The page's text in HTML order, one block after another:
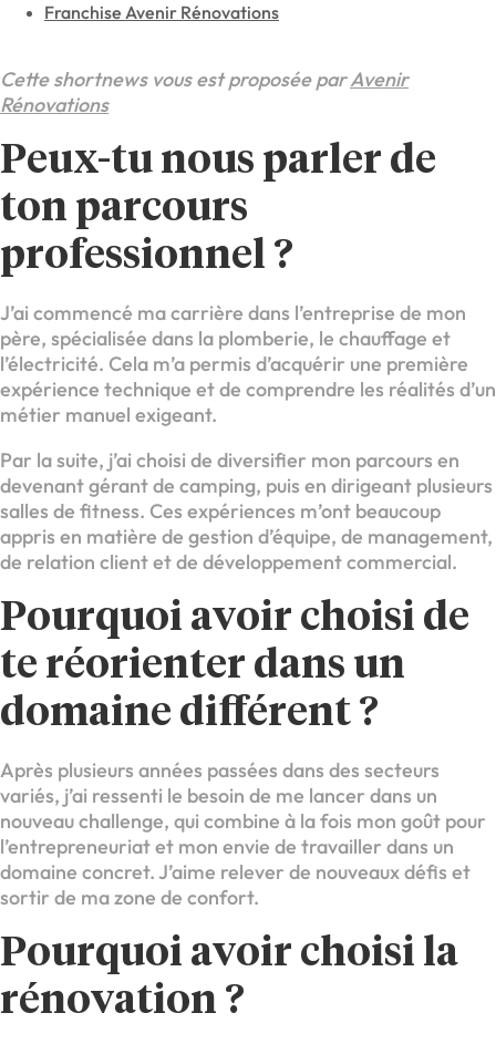
Franchise Avenir Rénovations
Cette shortnews vous est proposée parAvenir
Rénovations
Peux-tu nous parler de
ton parcours
professionnel ?
J’ai commencé ma carrière dans l’entreprise de mon
père, spécialisée dans la plomberie, le chauffage et
l’électricité. Cela m’a permis d’acquérir une première
expérience technique et de comprendre les réalités d’un
métier manuel exigeant.
Par la suite, j’ai choisi de diversifier mon parcours en
devenant gérant de camping, puis en dirigeant plusieurs
salles de fitness. Ces expériences m’ont beaucoup
appris en matière de gestion d’équipe, de management,
de relation client et de développement commercial.
Pourquoi avoir choisi de
te réorienter dans un
domaine différent ?
Après plusieurs années passées dans des secteurs
variés, j’ai ressenti le besoin de me lancer dans un
nouveau challenge, qui combine à la fois mon goût pour
l’entrepreneuriat et mon envie de travailler dans un
domaine concret. J’aime relever de nouveaux défis et
sortir de ma zone de confort.
Pourquoi avoir choisi la
rénovation ?